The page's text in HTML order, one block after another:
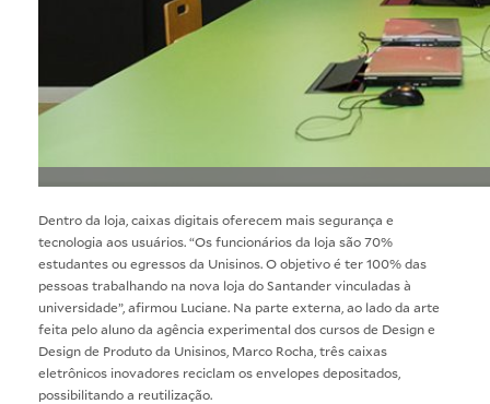
Dentro da loja, caixas digitais oferecem mais segurança e
tecnologia aos usuários. “Os funcionários da loja são 70%
estudantes ou egressos da Unisinos. O objetivo é ter 100% das
pessoas trabalhando na nova loja do Santander vinculadas à
universidade”, afirmou Luciane. Na parte externa, ao lado da arte
feita pelo aluno da agência experimental dos cursos de Design e
Design de Produto da Unisinos, Marco Rocha, três caixas
eletrônicos inovadores reciclam os envelopes depositados,
possibilitando a reutilização.